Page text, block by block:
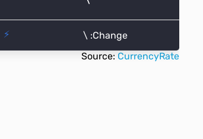
Source: CurrencyRate